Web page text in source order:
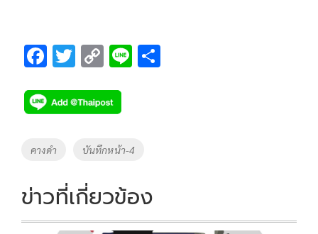
F
e
b
o
k
T
tt
er
C
p
y
Li
k
Li
Tags
คางดำ บันทึกหน้า-4
ข่าวที่เกี่ยวข้อง